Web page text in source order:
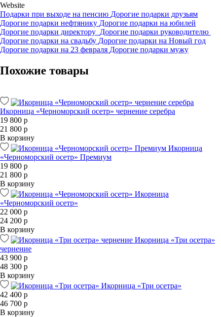
Website
Подарки при выходе на пенсию Дорогие подарки друзьям
Дорогие подарки нефтянику Дорогие подарки на юбилей
Дорогие подарки директору Дорогие подарки руководителю
Дорогие подарки на свадьбу Дорогие подарки на Новый год
Дорогие подарки на 23 февраля Дорогие подарки мужу
Похожие товары
Икорница «Черноморский осетр» чернение серебра
19 800 р
21 800 р
В корзину
Икорница
«Черноморский осетр» Премиум
19 800 р
21 800 р
В корзину
Икорница
«Черноморский осетр»
22 000 р
24 200 р
В корзину
Икорница «Три осетра»
чернение
43 900 р
48 300 р
В корзину
Икорница «Три осетра»
42 400 р
46 700 р
В корзину